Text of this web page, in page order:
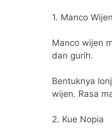
1. Manco Wijen
Manco wijen
dan gurih.
Bentuknya
wijen. Rasa
2. Kue Nopia